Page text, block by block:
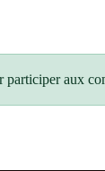
participer aux